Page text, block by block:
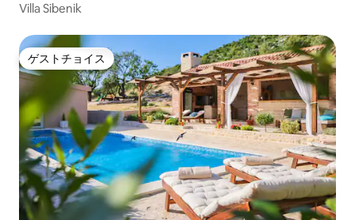
Villa Sibenik
ゲストチョイス
ゲストチョイス